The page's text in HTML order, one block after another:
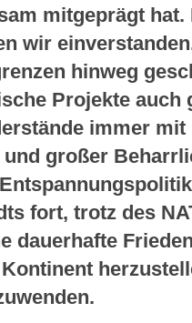
mitgeprägt
wir
hinweg
Projekte auch
immer
großer
fort, trotz des
dauerhafte